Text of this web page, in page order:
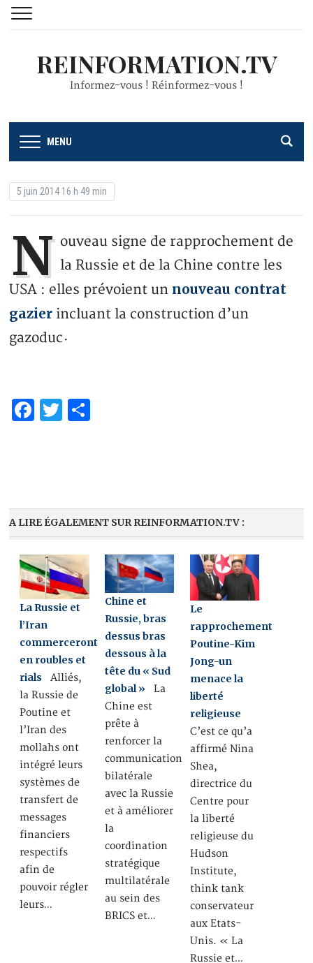
REINFORMATION.TV
Informez-vous ! Réinformez-vous !
MENU
5 juin 2014 16 h 49 min
N ouveau signe de rapprochement de
la Russie et de la Chine contre les
USA : elles prévoient un nouveau contrat
gazier incluant la construction d’un
gazoduc·
Facebook
Twitter
A LIRE ÉGALEMENT SUR REINFORMATION.TV :
La Russie et
l’Iran
commerceront
en roubles et
rials Alliés,
la Russie de
Poutine et
l’Iran des
mollahs ont
intégré leurs
systèmes de
transfert de
messages
financiers
respectifs
afin de
pouvoir régler
leurs…
Chine et
Russie, bras
dessus bras
dessous à la
tête du « Sud
global » La
Chine est
prête à
renforcer la
communication
bilatérale
avec la Russie
et à améliorer
la
coordination
stratégique
multilatérale
au sein des
BRICS et…
Le
rapprochement
Poutine-Kim
Jong-un
menace la
liberté
religieuse
C’est ce qu’a
affirmé Nina
Shea,
directrice du
Centre pour
la liberté
religieuse du
Hudson
Institute,
think tank
conservateur
aux Etats-
Unis. « La
Russie et…